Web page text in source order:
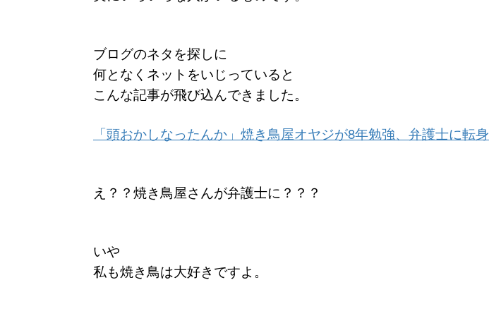
ブログのネタを探しに
何となくネットをいじっていると
こんな記事が飛び込んできました。
「頭おかしなったんか」焼き鳥屋オヤジが8年勉強、弁護士に転身
え？？焼き鳥屋さんが弁護士に？？？
いや
私も焼き鳥は大好きですよ。